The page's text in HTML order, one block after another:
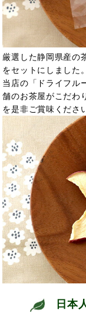
厳選した静岡県産の
をセットにしました。
当店の「ドライフル
舗のお茶屋がこだわ
を是非ご賞味くださ
日本